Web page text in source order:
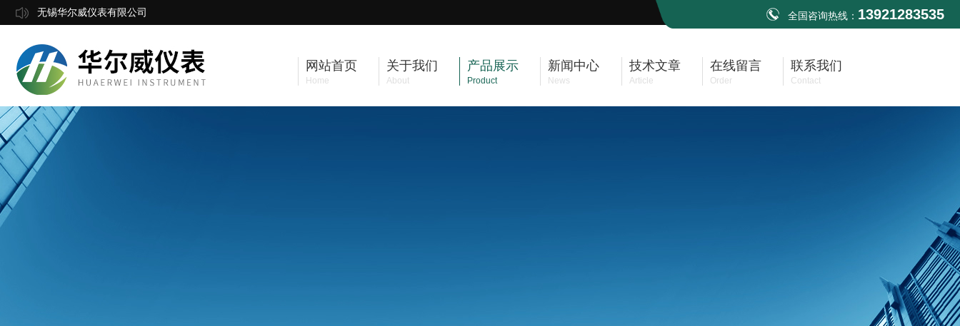
无锡华尔威仪表有限公司 全国咨询热线： 13921283535
网站首页
Home
关于我们
About
产品展示
Product
新闻中心
News
技术文章
Article
在线留言
Order
联系我们
Contact